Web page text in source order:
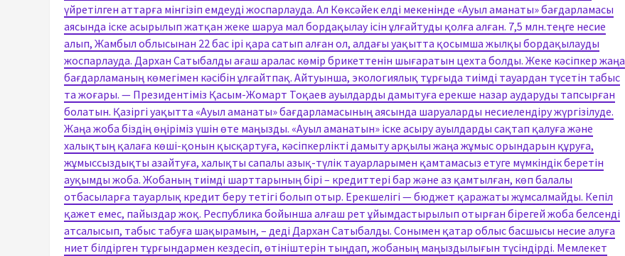
үйретілген аттарға мінгізіп емдеуді жоспарлауда. Ал Көксәйек елді мекенінде «Ауыл аманаты» бағдарламасы
аясында іске асырылып жатқан жеке шаруа мал бордақылау ісін ұлғайтуды қолға алған. 7,5 млн.теңге несие
алып, Жамбыл облысынан 22 бас ірі қара сатып алған ол, алдағы уақытта қосымша жылқы бордақылауды
жоспарлауда. Дархан Сатыбалды ағаш аралас көмір брикеттенін шығаратын цехта болды. Жеке кәсіпкер жаңа
бағдарламаның көмегімен кәсібін ұлғайтпақ. Айтуынша, экологиялық тұрғыда тиімді тауардан түсетін табыс
та жоғары. — Президентіміз Қасым-Жомарт Тоқаев ауылдарды дамытуға ерекше назар аударуды тапсырған
болатын. Қазіргі уақытта «Ауыл аманаты» бағдарламасының аясында шаруаларды несиелендіру жүргізілуде.
Жаңа жоба біздің өңіріміз үшін өте маңызды. «Ауыл аманатын» іске асыру ауылдарды сақтап қалуға және
халықтың қалаға көші-қонын қысқартуға, кәсіпкерлікті дамыту арқылы жаңа жұмыс орындарын құруға,
жұмыссыздықты азайтуға, халықты сапалы азық-түлік тауарларымен қамтамасыз етуге мүмкіндік беретін
ауқымды жоба. Жобаның тиімді шарттарының бірі – кредиттері бар және аз қамтылған, көп балалы
отбасыларға тауарлық кредит беру тетігі болып отыр. Ерекшелігі — бюджет қаражаты жұмсалмайды. Кепіл
қажет емес, пайыздар жоқ. Республика бойынша алғаш рет ұйымдастырылып отырған бірегей жоба белсенді
атсалысып, табыс табуға шақырамын, – деді Дархан Сатыбалды. Сонымен қатар облыс басшысы несие алуға
ниет білдірген тұрғындармен кездесіп, өтініштерін тыңдап, жобаның маңыздылығын түсіндірді. Мемлекет